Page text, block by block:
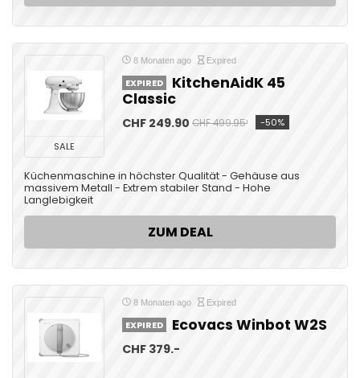
SALE
8 Monaten ago Expired
EXPIRED
KitchenAidK 45
Classic
CHF 249.90 CHF 499.95¹ -50%
Küchenmaschine in höchster Qualität - Gehäuse aus
massivem Metall - Extrem stabiler Stand - Hohe
Langlebigkeit
ZUM DEAL
8 Monaten ago Expired
EXPIRED Ecovacs Winbot W2S
CHF 379.-